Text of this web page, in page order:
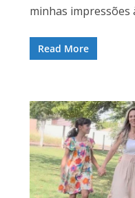
minhas
Read More